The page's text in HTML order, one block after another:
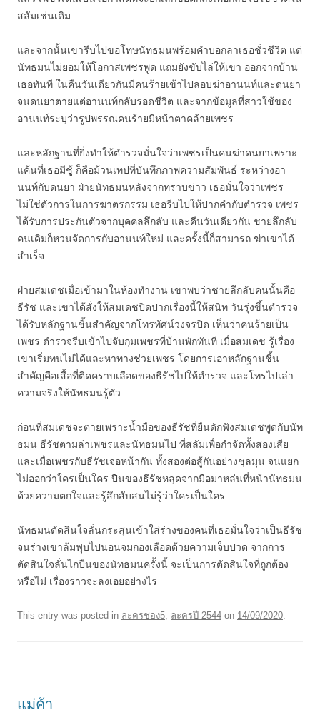
สลัมเช่นเดิม
และจากนั้นเขารีบไปขอโทษนัทธมนพร้อมคำบอกลาเธอชั่วชีวิต แต่
นัทธมนไม่ยอมให้โอกาสเพชรพูด แถมยังขับไล่ให้เขา ออกจากบ้าน
เธอทันที ในคืนวันเดียวกันมีคนร้ายเข้าไปลอบฆ่าอานนท์และดนยา
จนดนยาตายแต่อานนท์กลับรอดชีวิต และจากข้อมูลที่สาวใช้ของ
อานนท์ระบุว่ารูปพรรณคนร้ายมีหน้าตาคล้ายเพชร
และหลักฐานที่ยิ่งทำให้ตำรวจมั่นใจว่าเพชรเป็นคนฆ่าดนยาเพราะ
แค้นที่เธอมีชู้ ก็คือม้วนเทปที่บันทึกภาพความสัมพันธ์ ระหว่างอา
นนท์กับดนยา ฝ่ายนัทธมนหลังจากทราบข่าว เธอมั่นใจว่าเพชร
ไม่ใช่ตัวการในการฆาตรกรรม เธอรีบไปให้ปากคำกับตำรวจ เพชร
ได้รับการประกันตัวจากบุคคลลึกลับ และคืนวันเดียวกัน ชายลึกลับ
คนเดิมก็หวนจัดการกับอานนท์ใหม่ และครั้งนี้ก็สามารถ ฆ่าเขาได้
สำเร็จ
ฝ่ายสมเดชเมื่อเข้ามาในห้องทำงาน เขาพบว่าชายลึกลับคนนั้นคือ
ธีรัช และเขาได้สั่งให้สมเดชปิดปากเรื่องนี้ให้สนิท วันรุ่งขึ้นตำรวจ
ได้รับหลักฐานชิ้นสำคัญจากโทรทัศน์วงจรปิด เห็นว่าคนร้ายเป็น
เพชร ตำรวจรีบเข้าไปจับกุมเพชรที่บ้านพักทันที เมื่อสมเดช รู้เรื่อง
เขาเริ่มทนไม่ได้และหาทางช่วยเพชร โดยการเอาหลักฐานชิ้น
สำคัญคือเสื้อที่ติดคราบเลือดของธีรัชไปให้ตำรวจ และโทรไปเล่า
ความจริงให้นัทธมนรู้ตัว
ก่อนที่สมเดชจะตายเพราะน้ำมือของธีรัชที่ยืนดักฟังสมเดชพูดกับนัท
ธมน ธีรัชตามล่าเพชรและนัทธมนไป ที่สลัมเพื่อกำจัดทั้งสองเสีย
และเมื่อเพชรกับธีรัชเจอหน้ากัน ทั้งสองต่อสู้กันอย่างชุลมุน จนแยก
ไม่ออกว่าใครเป็นใคร ปืนของธีรัชหลุดจากมือมาหล่นที่หน้านัทธมน
ด้วยความตกใจและรู้สึกสับสนไม่รู้ว่าใครเป็นใคร
นัทธมนตัดสินใจลั่นกระสุนเข้าใส่ร่างของคนที่เธอมั่นใจว่าเป็นธีรัช
จนร่างเขาล้มฟุบไปนอนจมกองเลือดด้วยความเจ็บปวด จากการ
ตัดสินใจลั่นไกปืนของนัทธมนครั้งนี้ จะเป็นการตัดสินใจที่ถูกต้อง
หรือไม่ เรื่องราวจะลงเอยอย่างไร
This entry was posted in ละครช่อง5, ละครปี 2544 on 14/09/2020.
แม่ค้า